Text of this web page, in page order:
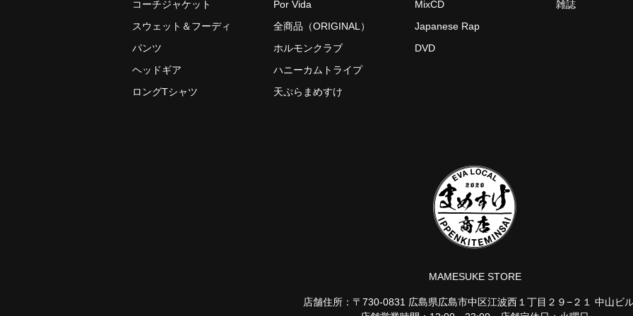
コーチジャケット
スウェット＆フーディ
パンツ
ヘッドギア
ロングTシャツ
Por Vida
全商品（ORIGINAL）
ホルモンクラブ
ハニーカムトライプ
天ぷらまめすけ
MixCD
Japanese Rap
DVD
雑誌
MAMESUKE STORE
店舗住所：〒730-0831 広島県広島市中区江波西１丁目２９−２１ 中山ビ